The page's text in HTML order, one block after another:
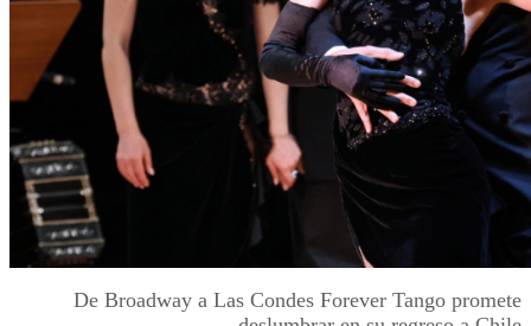
De Broadway a Las Condes Forever Tango promete